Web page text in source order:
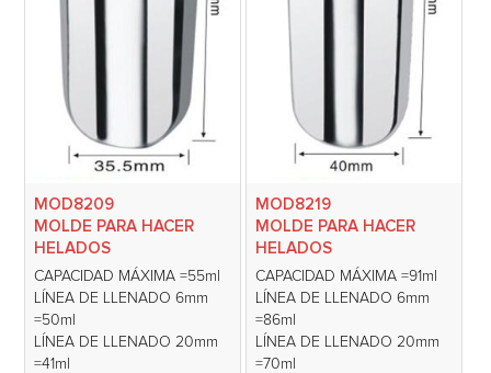
MOD8209
MOLDE PARA HACER
HELADOS
CAPACIDAD MÁXIMA =55ml
LÍNEA DE LLENADO 6mm
=50ml
LÍNEA DE LLENADO 20mm
=41ml
MOD8219
MOLDE PARA HACER
HELADOS
CAPACIDAD MÁXIMA =91ml
LÍNEA DE LLENADO 6mm
=86ml
LÍNEA DE LLENADO 20mm
=70ml